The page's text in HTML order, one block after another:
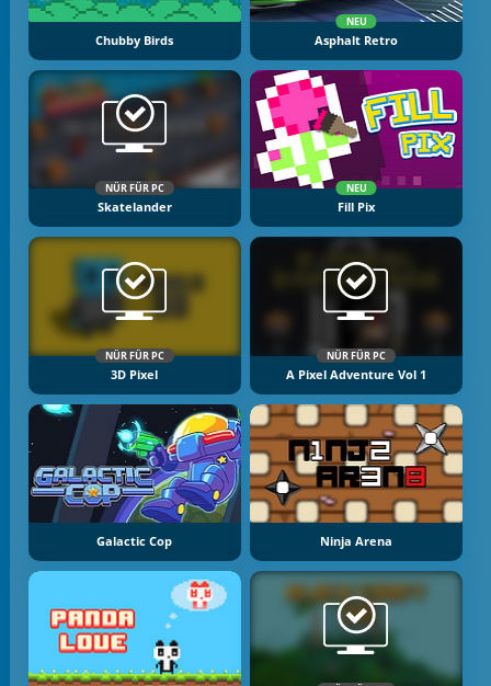
Chubby Birds
NEU
Asphalt Retro
NÜR FÜR PC
Skatelander
NEU
Fill Pix
NÜR FÜR PC
3D Pixel
NÜR FÜR PC
A Pixel Adventure Vol 1
Galactic Cop Ninja Arena